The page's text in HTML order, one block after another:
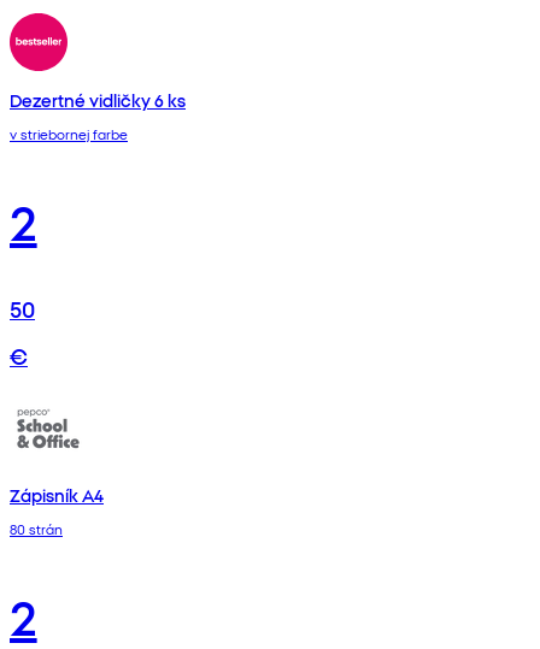
Dezertné vidličky 6 ks
v striebornej farbe
2
50
€
Zápisník A4
80 strán
2